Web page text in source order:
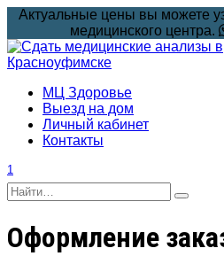
Перейти
содержанию
Актуальные цены вы можете
медицинского центра.
МЦ Здоровье
Выезд на дом
Личный кабинет
Контакты
1
Search
for:
Оформление